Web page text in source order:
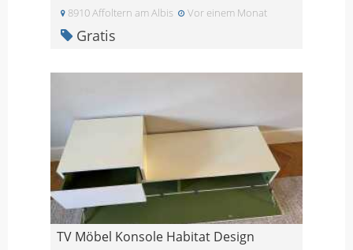
8910 Affoltern am Albis Vor einem Monat
Gratis
TV Möbel Konsole Habitat Design